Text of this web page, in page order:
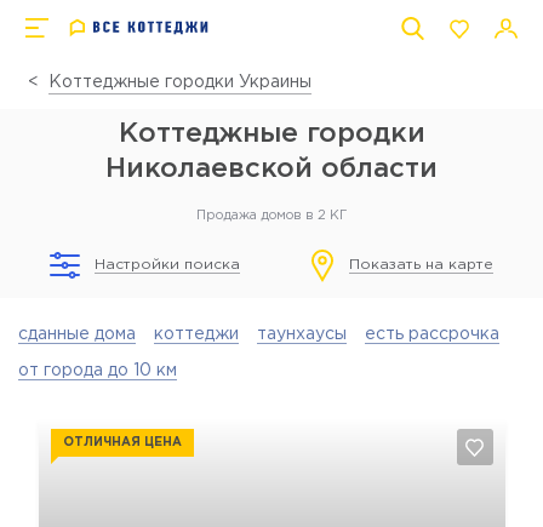
Коттеджные городки Украины
Коттеджные городки
Николаевской области
Продажа домов в 2 КГ
Настройки поиска Показать на карте
сданные дома коттеджи таунхаусы есть рассрочка
от города до 10 км
ОТЛИЧНАЯ ЦЕНА